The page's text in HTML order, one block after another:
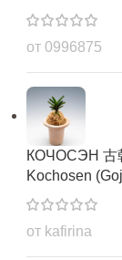
от 0996875
КОЧОСЭН 古
Kochosen
от kafirina